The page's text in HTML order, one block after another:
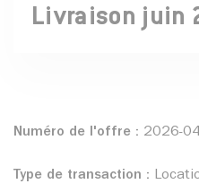
Livraison juin
Numéro de l'offre : 2026-
Type de transaction :